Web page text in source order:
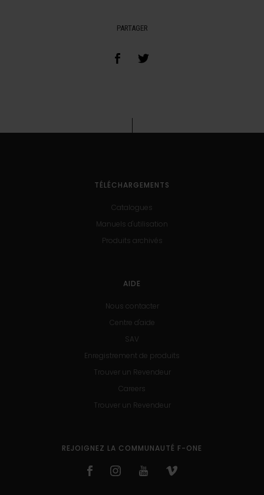
PARTAGER
TÉLÉCHARGEMENTS
Catalogues
Manuels d'utilisation
Produits archivés
AIDE
Nous contacter
Centre d'aide
SAV
Enregistrement de produits
Trouver un Revendeur
Careers
Trouver un Revendeur
REJOIGNEZ LA COMMUNAUTÉ F-ONE